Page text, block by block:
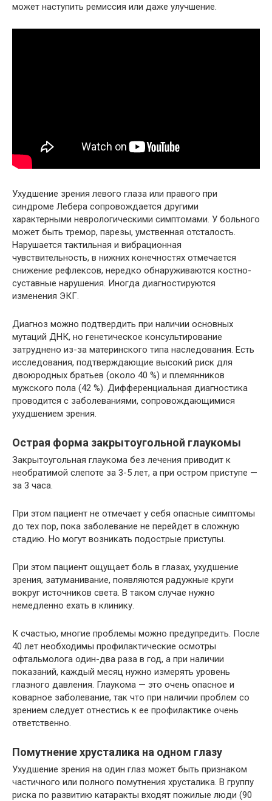
может наступить ремиссия или даже улучшение.
Ухудшение зрения левого глаза или правого при
синдроме Лебера сопровождается другими
характерными неврологическими симптомами. У больного
может быть тремор, парезы, умственная отсталость.
Нарушается тактильная и вибрационная
чувствительность, в нижних конечностях отмечается
снижение рефлексов, нередко обнаруживаются костно-
суставные нарушения. Иногда диагностируются
изменения ЭКГ.
Диагноз можно подтвердить при наличии основных
мутаций ДНК, но генетическое консультирование
затруднено из-за материнского типа наследования. Есть
исследования, подтверждающие высокий риск для
двоюродных братьев (около 40 %) и племянников
мужского пола (42 %). Дифференциальная диагностика
проводится с заболеваниями, сопровождающимися
ухудшением зрения.
Острая форма закрытоугольной глаукомы
Закрытоугольная глаукома без лечения приводит к
необратимой слепоте за 3-5 лет, а при остром приступе —
за 3 часа.
При этом пациент не отмечает у себя опасные симптомы
до тех пор, пока заболевание не перейдет в сложную
стадию. Но могут возникать подострые приступы.
При этом пациент ощущает боль в глазах, ухудшение
зрения, затуманивание, появляются радужные круги
вокруг источников света. В таком случае нужно
немедленно ехать в клинику.
К счастью, многие проблемы можно предупредить. После
40 лет необходимы профилактические осмотры
офтальмолога один-два раза в год, а при наличии
показаний, каждый месяц нужно измерять уровень
глазного давления. Глаукома — это очень опасное и
коварное заболевание, так что при наличии проблем со
зрением следует отнестись к ее профилактике очень
ответственно.
Помутнение хрусталика на одном глазу
Ухудшение зрения на один глаз может быть признаком
частичного или полного помутнения хрусталика. В группу
риска по развитию катаракты входят пожилые люди (90